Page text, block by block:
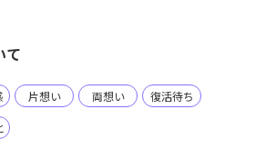
て
片想い 両想い 復活待ち